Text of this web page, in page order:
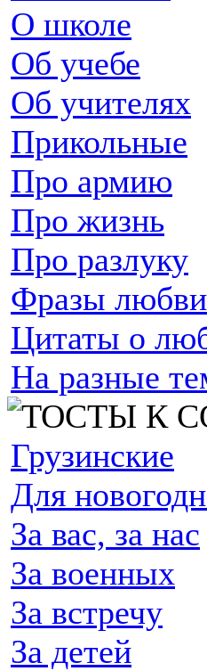
О школе
Об учебе
Об учителях
Прикольные
Про армию
Про жизнь
Про разлуку
Фразы любви
Цитаты о
На разные
Грузинские
Для
За вас, за нас
За военных
За встречу
За детей